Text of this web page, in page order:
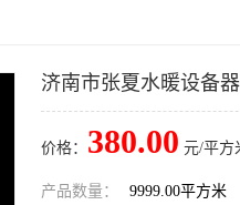
济南市张夏水暖设备
价格： 380.00 元/平方
产品数量： 9999.00平方米